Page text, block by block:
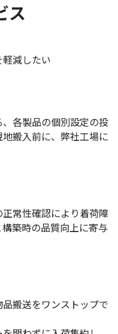
ス
減したい
各製品の個別設定の投
搬入前に、弊社工場に
常性確認により着荷障
築時の品質向上に寄与
搬送をワンストップで